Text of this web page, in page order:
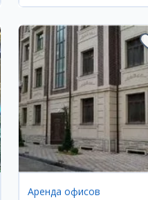
Самаркандский район
Аренда офисов